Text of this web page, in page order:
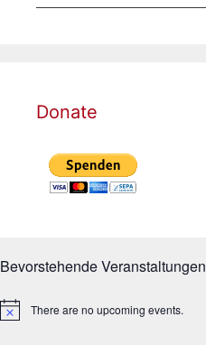
Donate
Bevorstehende Veranstaltungen
Notice There are no upcoming events.